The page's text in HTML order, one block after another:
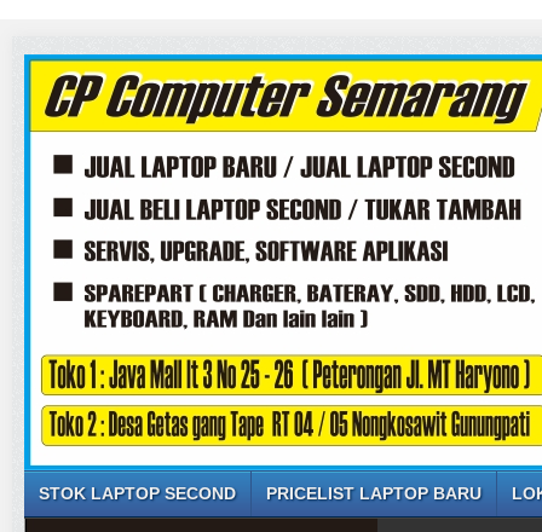
STOK LAPTOP SECOND PRICELIST LAPTOP BARU